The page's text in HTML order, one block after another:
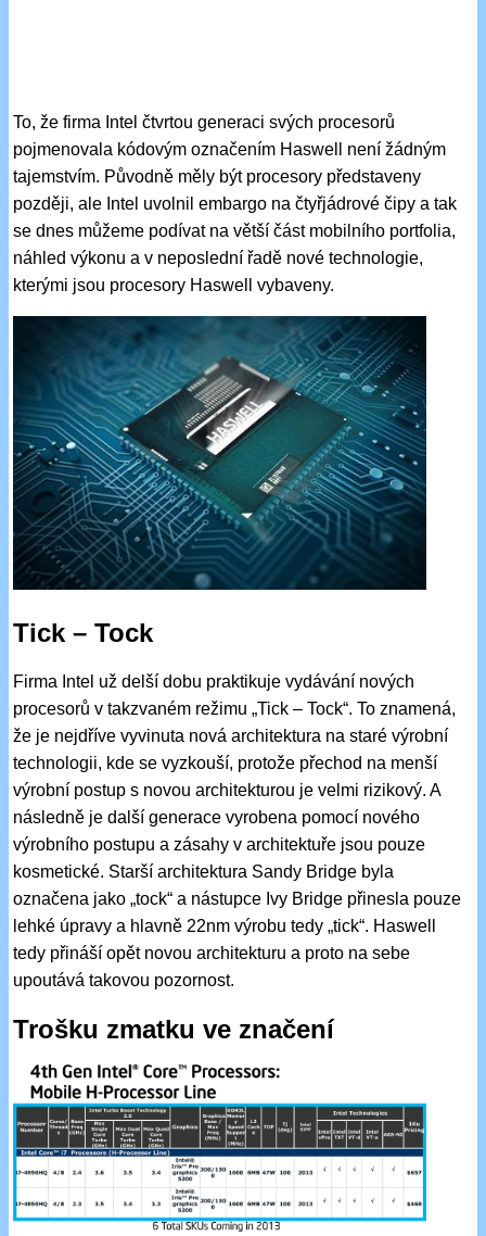
To, že firma Intel čtvrtou generaci svých procesorů
pojmenovala kódovým označením Haswell není žádným
tajemstvím. Původně měly být procesory představeny
později, ale Intel uvolnil embargo na čtyřjádrové čipy a tak
se dnes můžeme podívat na větší část mobilního portfolia,
náhled výkonu a v neposlední řadě nové technologie,
kterými jsou procesory Haswell vybaveny.
Tick – Tock
Firma Intel už delší dobu praktikuje vydávání nových
procesorů v takzvaném režimu „Tick – Tock“. To znamená,
že je nejdříve vyvinuta nová architektura na staré výrobní
technologii, kde se vyzkouší, protože přechod na menší
výrobní postup s novou architekturou je velmi rizikový. A
následně je další generace vyrobena pomocí nového
výrobního postupu a zásahy v architektuře jsou pouze
kosmetické. Starší architektura Sandy Bridge byla
označena jako „tock“ a nástupce Ivy Bridge přinesla pouze
lehké úpravy a hlavně 22nm výrobu tedy „tick“. Haswell
tedy přináší opět novou architekturu a proto na sebe
upoutává takovou pozornost.
Trošku zmatku ve značení